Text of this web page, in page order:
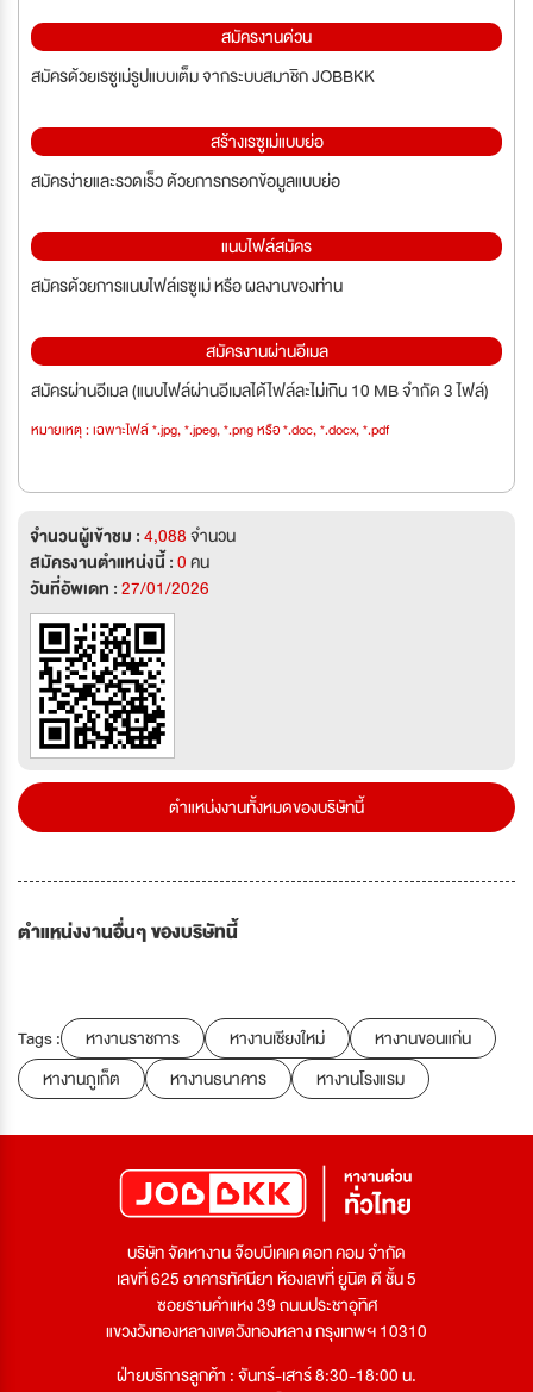
สมัครงานด่วน
สมัครด้วยเรซูเม่รูปแบบเต็ม จากระบบสมาชิก JOBBKK
สร้างเรซูเม่แบบย่อ
สมัครง่ายและรวดเร็ว ด้วยการกรอกข้อมูลแบบย่อ
แนบไฟล์สมัคร
สมัครด้วยการแนบไฟล์เรซูเม่ หรือ ผลงานของท่าน
สมัครงานผ่านอีเมล
สมัครผ่านอีเมล (แนบไฟล์ผ่านอีเมลได้ไฟล์ละไม่เกิน 10 MB จำกัด 3 ไฟล์)
หมายเหตุ : เฉพาะไฟล์ *.jpg, *.jpeg, *.png หรือ *.doc, *.docx, *.pdf
จำนวนผู้เข้าชม :4,088จำนวน
สมัครงานตำแหน่งนี้ :0คน
วันที่อัพเดท :27/01/2026
ตำแหน่งงานทั้งหมดของบริษัทนี้
ตำแหน่งงานอื่นๆ ของบริษัทนี้
Tags : หางานราชการ หางานเชียงใหม่
หางานขอนแก่น
หางานภูเก็ต
หางานธนาคาร หางานโรงแรม
บริษัท จัดหางาน จ๊อบบีเคเค ดอท คอม จำกัด
เลขที่ 625 อาคารทัศนียา ห้องเลขที่ ยูนิต ดี ชั้น 5
ซอยรามคำแหง 39 ถนนประชาอุทิศ
แขวงวังทองหลางเขตวังทองหลาง กรุงเทพฯ 10310
ฝ่ายบริการลูกค้า : จันทร์-เสาร์ 8:30-18:00 น.